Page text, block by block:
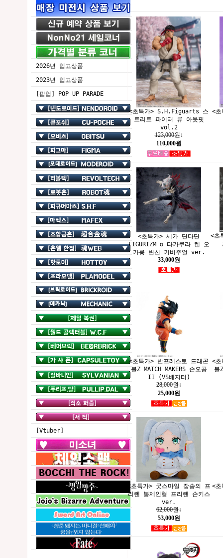
2026년 입고상품
2023년 입고상품
[팝업] POP UP PARADE
[Vtuber]
<초특가> S.H.Figuarts 스
트리트 파이터 류 아웃핏
vol.2
123,000원↓
110,000원
<
<초특가> 세가 단다단
FIGURIZM α 타카쿠라 켄 오
카룽 변신 키비주얼 ver.
33,000원
<초
<초특가> 반프레스토 드래곤
볼Z MATCH MAKERS 손오공
II (VS베지터)
28,000원↓
25,000원
<
볼
<초특가> 굿스마일 장송의 프
리렌 봉제인형 프리렌 손키스
ver.
62,000원↓
53,000원
<